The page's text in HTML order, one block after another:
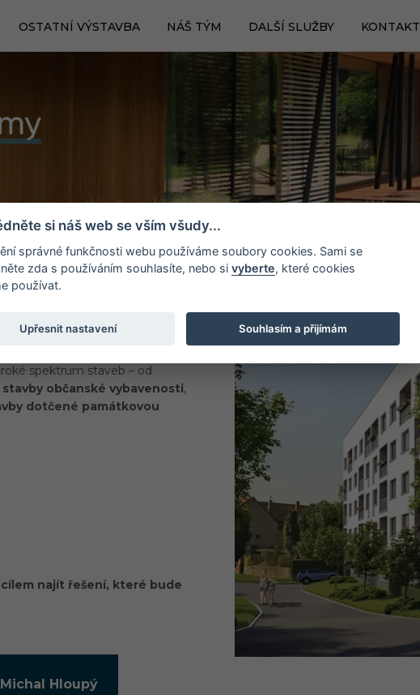
OSTATNÍ VÝSTAVBA NÁŠ TÝM DALŠÍ SLUŽBY KONTAKT
spektrum staveb – od
stavby občanské vybavenosti,
dotčené památkovou
najít řešení, které bude
Hloupý
si náš web se vším všudy...
správné funkčnosti webu používáme soubory cookies. Sami se
zda s používáním souhlasíte, nebo si vyberte, které cookies
používat.
Souhlasím a přijímám
Upřesnit nastavení